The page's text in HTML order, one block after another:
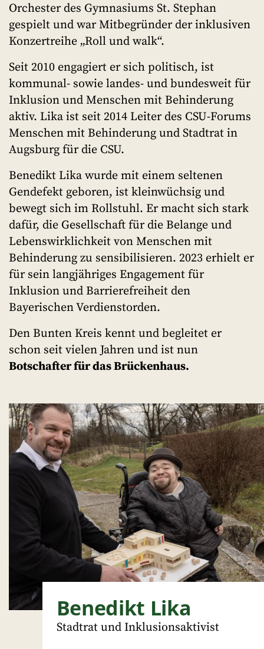
Orchester des Gymnasiums St. Stephan
gespielt und war Mitbegründer der inklusiven
Konzertreihe „Roll und walk“.
Seit 2010 engagiert er sich politisch, ist
kommunal- sowie landes- und bundesweit für
Inklusion und Menschen mit Behinderung
aktiv. Lika ist seit 2014 Leiter des CSU-Forums
Menschen mit Behinderung und Stadtrat in
Augsburg für die CSU.
Benedikt Lika wurde mit einem seltenen
Gendefekt geboren, ist kleinwüchsig und
bewegt sich im Rollstuhl. Er macht sich stark
dafür, die Gesellschaft für die Belange und
Lebenswirklichkeit von Menschen mit
Behinderung zu sensibilisieren. 2023 erhielt er
für sein langjähriges Engagement für
Inklusion und Barrierefreiheit den
Bayerischen Verdienstorden.
Den Bunten Kreis kennt und begleitet er
schon seit vielen Jahren und ist nun
Botschafter für das Brückenhaus.
Benedikt Lika
Stadtrat und Inklusionsaktivist